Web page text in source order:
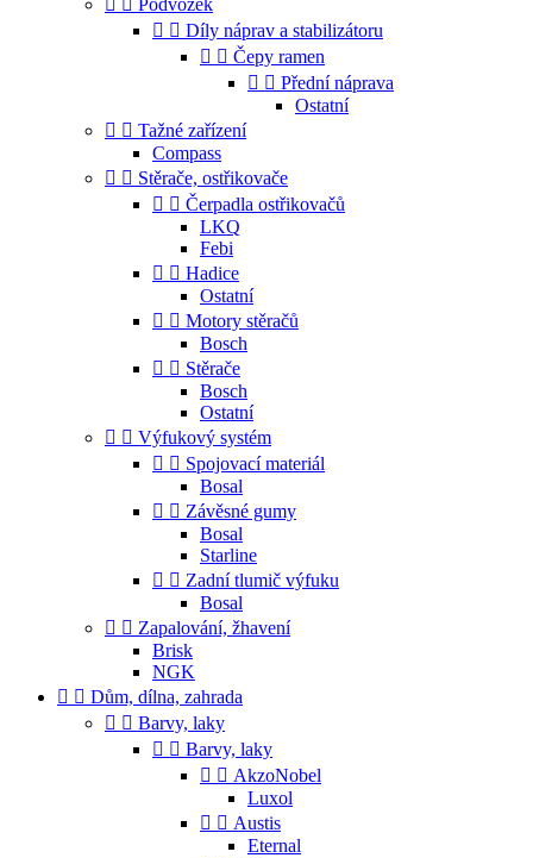
  Díly náprav a stabilizátoru
  Čepy ramen
  Přední náprava
Ostatní
  Tažné zařízení
Compass
  Stěrače, ostřikovače
  Čerpadla ostřikovačů
LKQ
Febi
  Hadice
Ostatní
  Motory stěračů
Bosch
  Stěrače
Bosch
Ostatní
  Výfukový systém
  Spojovací materiál
Bosal
  Závěsné gumy
Bosal
Starline
  Zadní tlumič výfuku
Bosal
  Zapalování, žhavení
Brisk
NGK
  Dům, dílna, zahrada
  Barvy, laky
  Barvy, laky
  AkzoNobel
Luxol
  Austis
Eternal